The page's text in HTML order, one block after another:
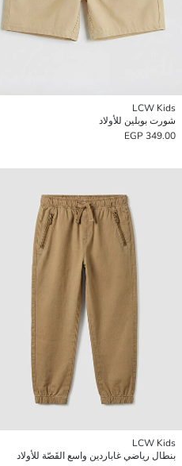
LCW Kids
شورت بوبلين للأولاد
349.00 EGP
LCW Kids
بنطال رياضي غاباردين واسع القَصّة للأولاد